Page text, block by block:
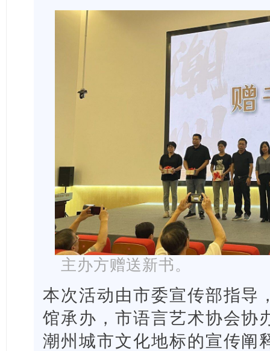
主办方赠送新书。
本次活动由市委宣传部指导
馆承办，市语言艺术协会协
潮州城市文化地标的宣传阐